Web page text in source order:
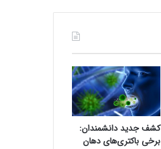
کشف جدید دانشمندان:
برخی باکتری‌های دهان